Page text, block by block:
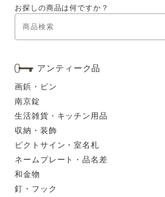
お探しの商品は何ですか？
アンティーク品
画鋲・ピン
南京錠
生活雑貨・キッチン用品
収納・装飾
ピクトサイン・室名札
ネームプレート・品名差
和金物
釘・フック